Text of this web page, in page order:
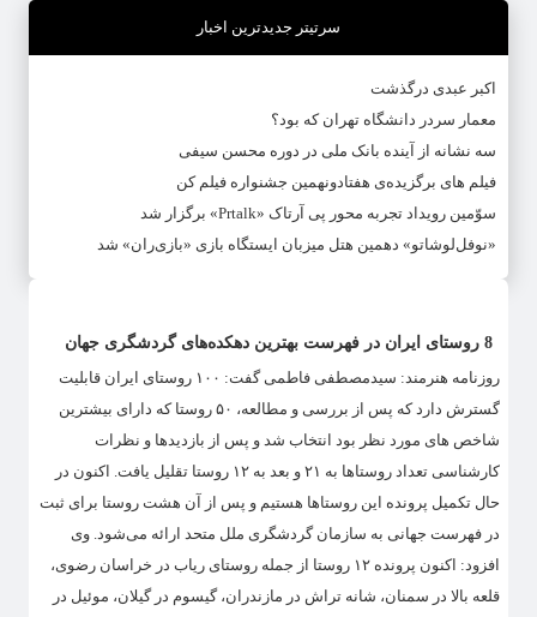
سرتیتر جدیدترین اخبار
اکبر عبدی درگذشت
معمار سردر دانشگاه تهران که بود؟
سه نشانه از آینده بانک ملی در دوره محسن سیفی
فیلم های برگزیده‌ی هفتادونهمین جشنواره فیلم کن
سوّمین رویداد تجربه محور پی آرتاک «Prtalk» برگزار شد
«نوفل‌لوشاتو» دهمین هتل میزبان ایستگاه بازی «بازی‌ران» شد
8 روستای ایران در فهرست بهترین دهکده‌های گردشگری جهان
روزنامه هنرمند: سیدمصطفی فاطمی گفت: ۱۰۰ روستای ایران قابلیت
گسترش دارد که پس از بررسی و مطالعه، ۵۰ روستا که دارای بیشترین
شاخص های مورد نظر بود انتخاب شد و پس از بازدیدها و نظرات
کارشناسی تعداد روستاها به ۲۱ و بعد به ۱۲ روستا تقلیل یافت. اکنون در
حال تکمیل پرونده این روستاها هستیم و پس از آن هشت روستا برای ثبت
در فهرست جهانی به سازمان گردشگری ملل متحد ارائه می‌شود. وی
افزود: اکنون پرونده ۱۲ روستا از جمله روستای ریاب در خراسان رضوی،
قلعه بالا در سمنان، شانه تراش در مازندران، گیسوم در گیلان، موئیل در